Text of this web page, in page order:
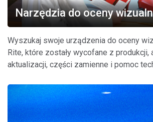
Narzędzia do oceny
Wyszukaj swoje urządzenia do oceny
Rite, które zostały wycofane z produkcji,
aktualizacji, części zamienne i pomoc